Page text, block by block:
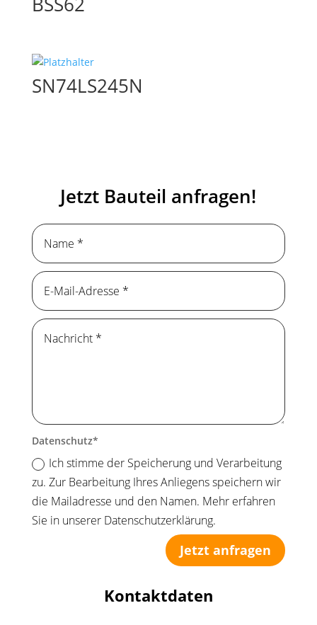
SN74LS245N
Jetzt Bauteil anfragen!
Datenschutz
Ich stimme der Speicherung und Verarbeitung
zu. Zur Bearbeitung Ihres Anliegens speichern wir
die Mailadresse und den Namen. Mehr erfahren
Sie in unserer Datenschutzerklärung.
Jetzt anfragen
Kontaktdaten